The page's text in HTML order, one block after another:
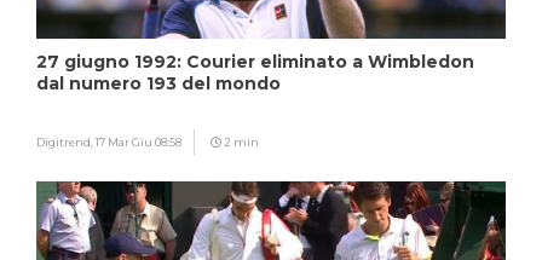
27 giugno 1992: Courier eliminato a Wimbledon
dal numero 193 del mondo
Digitrend,17 Mar Giu 08:58 2 min